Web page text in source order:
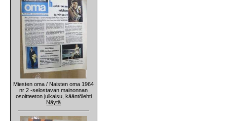
Miesten oma / Naisten oma 1964
nr 2 -selostavan mainonnan
osoitteeton julkaisu, kääntölehti
Näytä